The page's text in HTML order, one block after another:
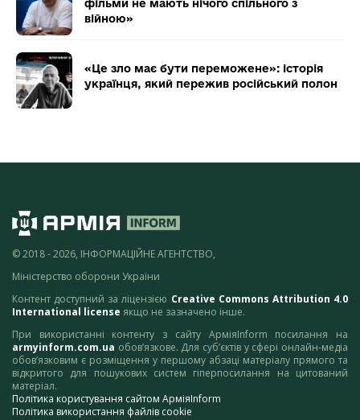
фільми не мають нічого спільного з
війною»
«Це зло має бути переможене»: історія
українця, який пережив російський полон
© 2018 - 2026, ІНФОРМАЦІЙНЕ АГЕНТСТВО,
Міністерство оборони України
Контент доступний за ліцензією Creative Commons Attribution 4.0
International license якщо не зазначено інше.
При використанні контенту з сайту АрміяInform посилання на
armyinform.com.ua обов’язкове. Для суб’єктів у сфері онлайн-медіа
обов’язковим є розміщення у першому абзаці матеріалу прямого та
відкритого для пошукових систем гіперпосилання на цитований
матеріал.
Політика користування сайтом АрміяInform
Політика використання файлів cookie